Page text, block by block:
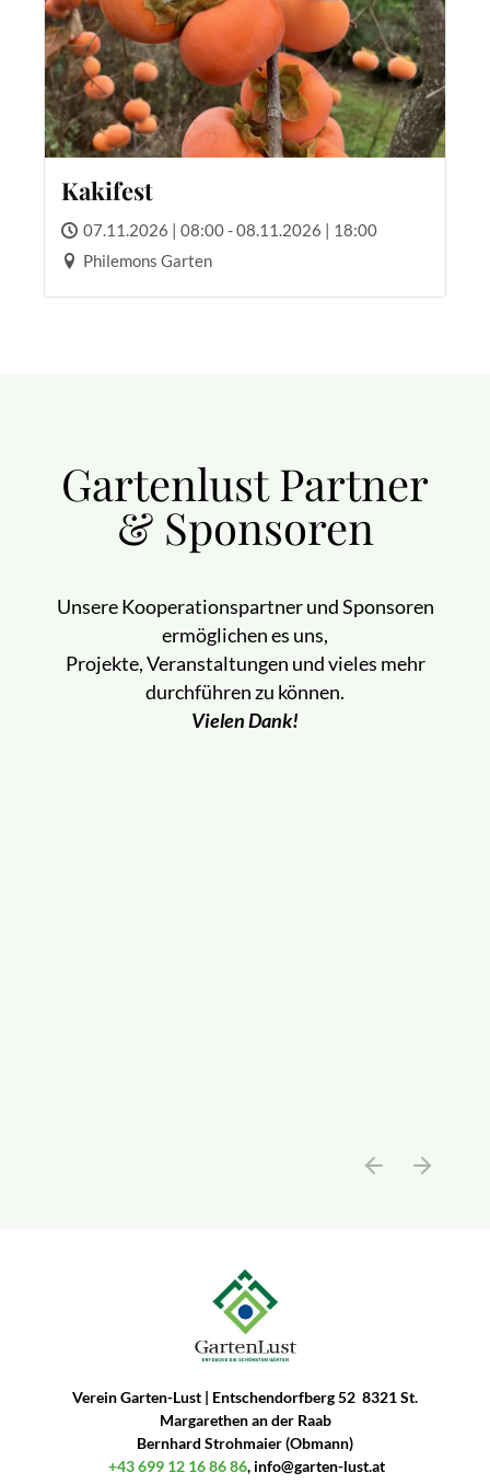
Kakifest
07.11.2026 | 08:00 - 08.11.2026 | 18:00
Philemons Garten
Gartenlust Partner
& Sponsoren
Unsere Kooperationspartner und Sponsoren
ermöglichen es uns,
Projekte, Veranstaltungen und vieles mehr
durchführen zu können.
Vielen Dank!
Verein Garten-Lust | Entschendorfberg 52 8321 St.
Margarethen an der Raab
Bernhard Strohmaier (Obmann)
+43 699 12 16 86 86, info@garten-lust.at